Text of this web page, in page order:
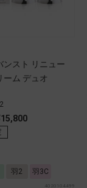
ンスト リニュー
ーム デュオ
羽2 羽3C
4020104499